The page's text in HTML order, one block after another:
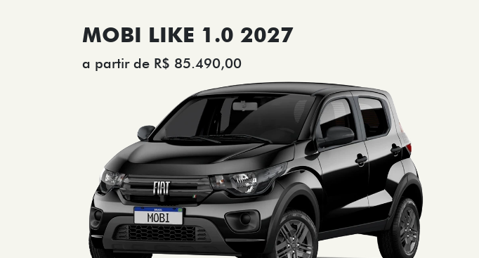
MOBI LIKE 1.0 2027
a partir de R$ 85.490,00